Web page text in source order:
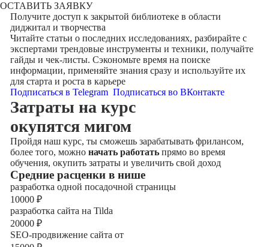
ОСТАВИТЬ ЗАЯВКУ
Получите доступ к закрытой библиотекев области
диджитал и творчества
Читайте статьи о последних исследованиях, разбирайте с
экспертами трендовые инструменты и техники, получайте
гайды и чек-листы. Сэкономьте время на поиске
информации, применяйте знания сразу и используйте их
для старта и роста в карьере
Подписаться в Telegram Подписаться во ВКонтакте
Затраты на курс
окупятся мигом
Пройдя наш курс, ты сможешь зарабатывать фрилансом,
более того, можно начать работатьпрямо во время
обучения, окупить затраты и увеличить свой доход
Cредние расценки в нише
разработка одной посадочной страницы
10000 ₽
разработка сайта на Tilda
20000 ₽
SEO-продвижение сайта от